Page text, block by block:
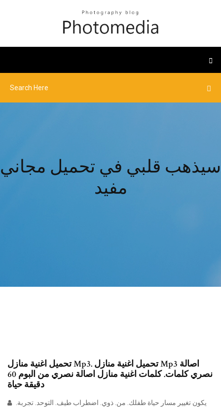
سيذهب قلبي في تحميل مجاني
مفيد
تحميل اغنية منازل Mp3. تحميل اغنية منازل Mp3 اصالة
نصري كلمات. كلمات اغنية منازل اصالة نصري من البوم 60
دقيقة حياة